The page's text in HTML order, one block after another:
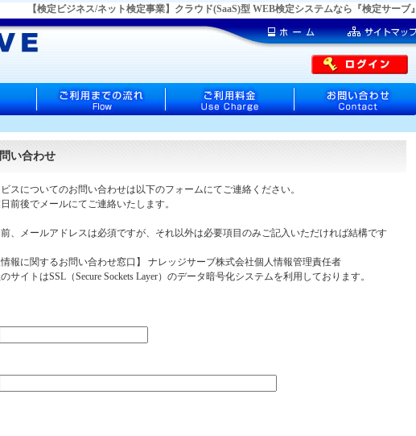
【検定ビジネス/ネット検定事業】クラウド(SaaS)型 WEB検定システムなら『検定サーブ』
い合わせ
スについてのお問い合わせは以下のフォームにてご連絡ください。
前後でメールにてご連絡いたします。
、メールアドレスは必須ですが、それ以外は必要項目のみご記入いただければ結構です
情報に関するお問い合わせ窓口】 ナレッジサーブ株式会社個人情報管理責任者
サイトはSSL（Secure Sockets Layer）のデータ暗号化システムを利用しております。